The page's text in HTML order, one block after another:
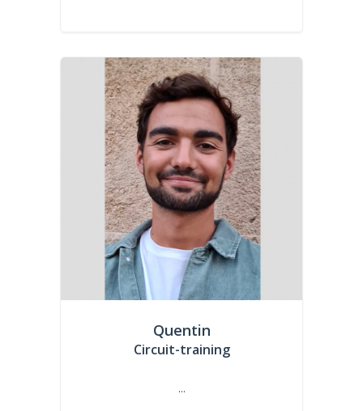
Quentin
Circuit-training
...